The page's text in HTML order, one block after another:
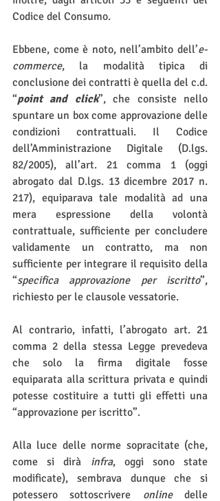
Codice del Consumo.
Ebbene, come è noto, nell’ambito dell’e-
commerce, la modalità tipica di
conclusione dei contratti è quella del c.d.
“point and click”, che consiste nello
spuntare un box come approvazione delle
condizioni contrattuali. Il Codice
dell’Amministrazione Digitale (D.lgs.
82/2005), all’art. 21 comma 1 (oggi
abrogato dal D.lgs. 13 dicembre 2017 n.
217), equiparava tale modalità ad una
mera espressione della volontà
contrattuale, sufficiente per concludere
validamente un contratto, ma non
sufficiente per integrare il requisito della
“specifica approvazione per iscritto”,
richiesto per le clausole vessatorie.
Al contrario, infatti, l’abrogato art. 21
comma 2 della stessa Legge prevedeva
che solo la firma digitale fosse
equiparata alla scrittura privata e quindi
potesse costituire a tutti gli effetti una
“approvazione per iscritto”.
Alla luce delle norme sopracitate (che,
come si dirà infra, oggi sono state
modificate), sembrava dunque che si
potessero sottoscrivere online delle